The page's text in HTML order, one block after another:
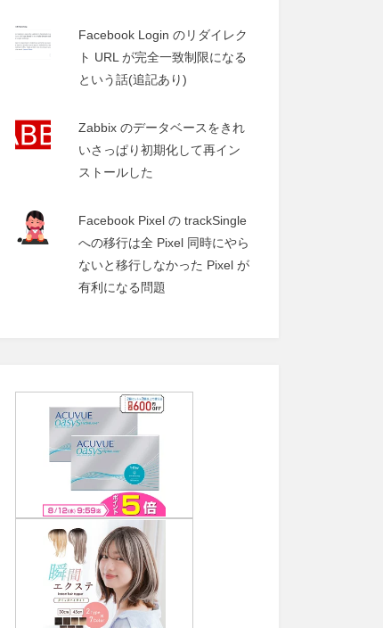
Facebook Login のリダイレク
ト URL が完全一致制限になる
という話(追記あり)
Zabbix のデータベースをきれ
いさっぱり初期化して再イン
ストールした
Facebook Pixel の trackSingle
への移行は全 Pixel 同時にやら
ないと移行しなかった Pixel が
有利になる問題